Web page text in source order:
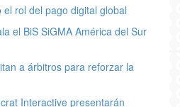
rol del pago digital global
el BiS SiGMA América del Sur
a árbitros para reforzar la
Interactive presentarán